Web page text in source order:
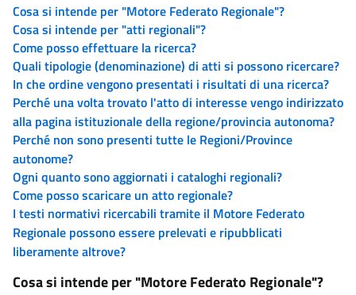
Cosa si intende per "Motore Federato Regionale"?
Cosa si intende per "atti regionali"?
Come posso effettuare la ricerca?
Quali tipologie (denominazione) di atti si possono ricercare?
In che ordine vengono presentati i risultati di una ricerca?
Perché una volta trovato l'atto di interesse vengo indirizzato
alla pagina istituzionale della regione/provincia autonoma?
Perché non sono presenti tutte le Regioni/Province
autonome?
Ogni quanto sono aggiornati i cataloghi regionali?
Come posso scaricare un atto regionale?
I testi normativi ricercabili tramite il Motore Federato
Regionale possono essere prelevati e ripubblicati
liberamente altrove?
Cosa si intende per "Motore Federato Regionale"?